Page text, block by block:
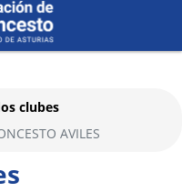
clubes
AVILES